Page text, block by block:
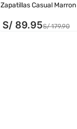
Zapatillas Casual
S/ 89.95S/ 179.90